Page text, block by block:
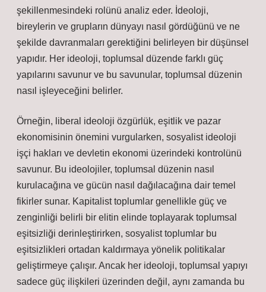
şekillenmesindeki rolünü analiz eder. İdeoloji,
bireylerin ve grupların dünyayı nasıl gördüğünü ve ne
şekilde davranmaları gerektiğini belirleyen bir düşünsel
yapıdır. Her ideoloji, toplumsal düzende farklı güç
yapılarını savunur ve bu savunular, toplumsal düzenin
nasıl işleyeceğini belirler.
Örneğin, liberal ideoloji özgürlük, eşitlik ve pazar
ekonomisinin önemini vurgularken, sosyalist ideoloji
işçi hakları ve devletin ekonomi üzerindeki kontrolünü
savunur. Bu ideolojiler, toplumsal düzenin nasıl
kurulacağına ve gücün nasıl dağılacağına dair temel
fikirler sunar. Kapitalist toplumlar genellikle güç ve
zenginliği belirli bir elitin elinde toplayarak toplumsal
eşitsizliği derinleştirirken, sosyalist toplumlar bu
eşitsizlikleri ortadan kaldırmaya yönelik politikalar
geliştirmeye çalışır. Ancak her ideoloji, toplumsal yapıyı
sadece güç ilişkileri üzerinden değil, aynı zamanda bu